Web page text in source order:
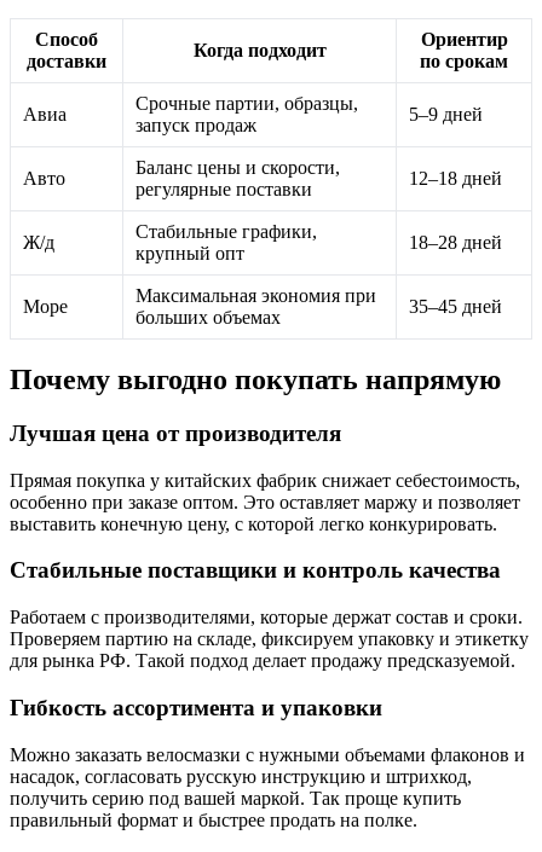
Способ
доставки
Когда подходит
Ориентир
по срокам
Авиа
Срочные партии, образцы,
запуск продаж
5–9 дней
Авто
Баланс цены и скорости,
регулярные поставки
12–18 дней
Ж/д
Стабильные графики,
крупный опт
18–28 дней
Море
Максимальная экономия при
больших объемах
35–45 дней
Почему выгодно покупать напрямую
Лучшая цена от производителя
Прямая покупка у китайских фабрик снижает себестоимость,
особенно при заказе оптом. Это оставляет маржу и позволяет
выставить конечную цену, с которой легко конкурировать.
Стабильные поставщики и контроль качества
Работаем с производителями, которые держат состав и сроки.
Проверяем партию на складе, фиксируем упаковку и этикетку
для рынка РФ. Такой подход делает продажу предсказуемой.
Гибкость ассортимента и упаковки
Можно заказать велосмазки с нужными объемами флаконов и
насадок, согласовать русскую инструкцию и штрихкод,
получить серию под вашей маркой. Так проще купить
правильный формат и быстрее продать на полке.